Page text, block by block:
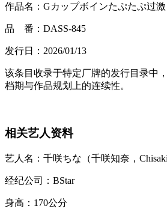
作品名：Gカップボインたぷたぷ过
品 番：DASS-845
发行日：2026/01/13
该条目收录于特定厂牌的发行目录中
档期与作品规划上的连续性。
相关艺人资料
艺人名：千咲ちな（千咲知奈，
经纪公司：BStar
身高：170公分